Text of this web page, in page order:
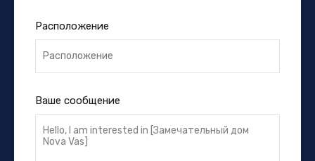
Расположение
Ваше сообщение